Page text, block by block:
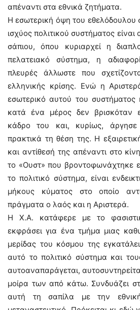
απέναντι στα εθνικά ζητήματα.
Η εσωτερική όψη του εθελόδουλου
ισχύος πολιτικού συστήματος
σάπιου, όπου κυριαρχεί η
πελατειακό σύστημα, η
πλευρές άλλωστε που
ελληνικής κρίσης. Ενώ η
εσωτερικό αυτού του
κατά ένα μέρος δεν βρισκόταν
κάδρο του και, κυρίως,
πρακτικά τη θέση της. Η
και αντίθεσή της απέναντι στο
το «Ουστ» που βροντοφωνάχτηκε
το πολιτικό σύστημα, είναι
μήκους κύματος στο οποίο
πράγματα ο λαός και η Αριστερά.
Η Χ.Α. κατάφερε με το
εκφράσει για ένα τμήμα μιας
μερίδας του κόσμου της
αυτό το πολιτικό σύστημα και
αυτοαναπαράγεται,
μοίρα των από κάτω. Συνδυάζει
αυτή τη σαπίλα με την